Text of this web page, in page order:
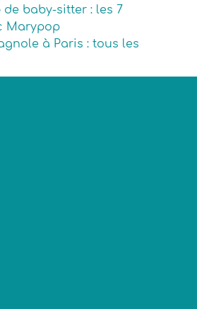
baby-sitter : les 7
Marypop
à Paris : tous les